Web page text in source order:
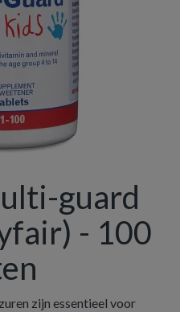
guard
- 100
zijn essentieel voor